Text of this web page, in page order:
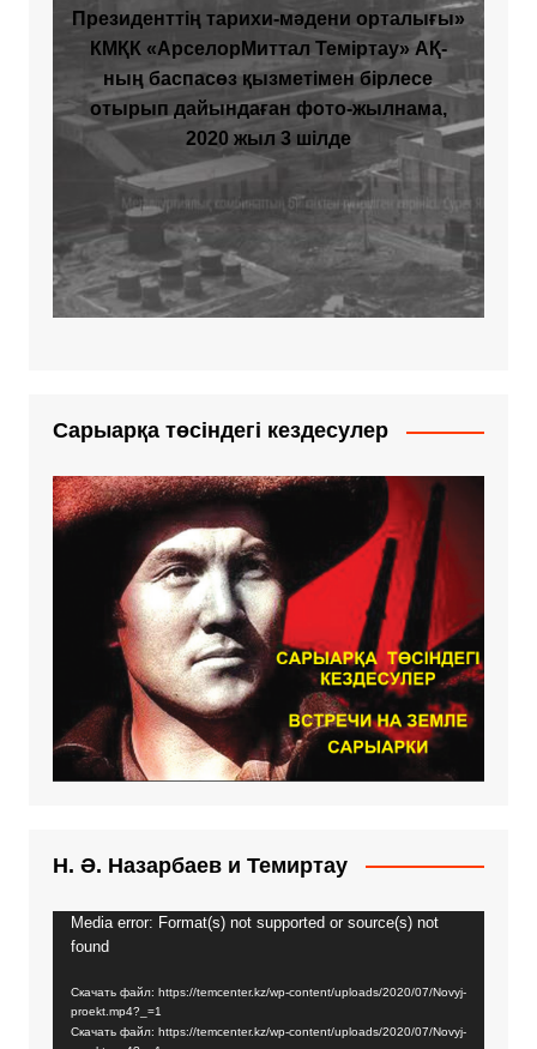
Президенттің тарихи-мәдени орталығы»
КМҚК «АрселорМиттал Теміртау» АҚ-
ның баспасөз қызметімен бірлесе
отырып дайындаған фото-жылнама,
2020 жыл 3 шілде
Сарыарқа төсіндегі кездесулер
Н. Ә. Назарбаев и Темиртау
Видеоплеер
Media error: Format(s) not supported or source(s) not
found
Скачать файл: https://temcenter.kz/wp-content/uploads/2020/07/Novyj-
proekt.mp4?_=1
Скачать файл: https://temcenter.kz/wp-content/uploads/2020/07/Novyj-